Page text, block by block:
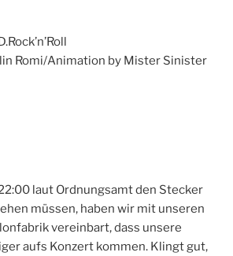
Romi/Animation by Mister Sinister
laut Ordnungsamt den Stecker
müssen, haben wir mit unseren
vereinbart, dass unsere
aufs Konzert kommen. Klingt gut,